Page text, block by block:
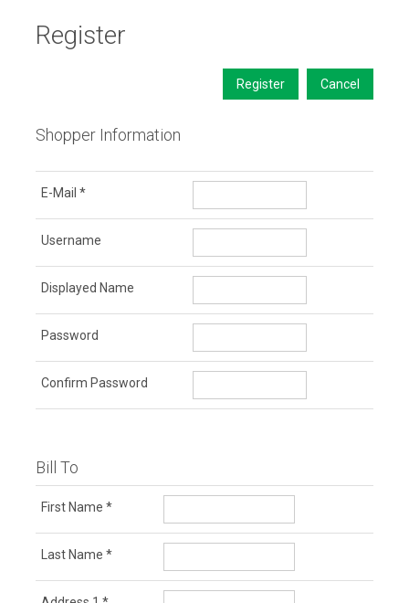
Register
Register Cancel
Shopper Information
E-Mail *
Username
Displayed Name
Password
Confirm Password
Bill To
First Name *
Last Name *